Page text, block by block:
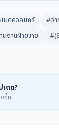
มดิคอลแคร์ #จำ
นงานฝ่ายขาย
ดต?
ขึ้น